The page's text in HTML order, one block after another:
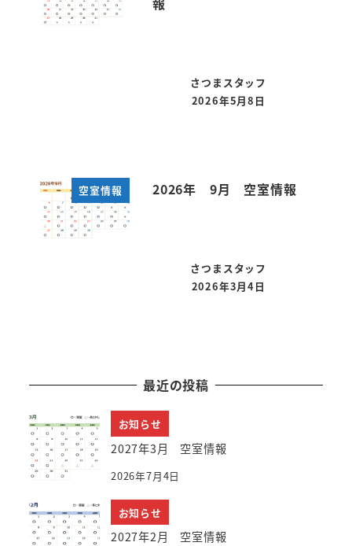
さつまスタッフ
投稿日
2026年5月8日
空室情報 2026年 9月 空室情報
さつまスタッフ
投稿日
2026年3月4日
最近の投稿
お知らせ
2027年3月 空室情報
2026年7月4日
お知らせ
2027年2月 空室情報